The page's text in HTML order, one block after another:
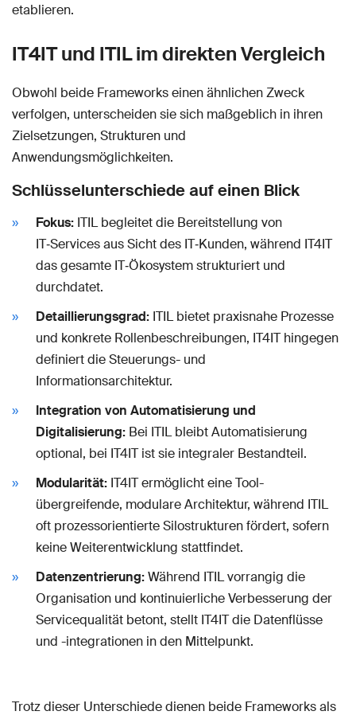
etablieren.
IT4IT und ITIL im direkten Vergleich
Obwohl beide Frameworks einen ähnlichen Zweck
verfolgen, unterscheiden sie sich maßgeblich in ihren
Zielsetzungen, Strukturen und
Anwendungsmöglichkeiten.
Schlüsselunterschiede auf einen Blick
Fokus: ITIL begleitet die Bereitstellung von
IT‑Services aus Sicht des IT‑Kunden, während IT4IT
das gesamte IT‑Ökosystem strukturiert und
durchdatet.
Detaillierungsgrad: ITIL bietet praxisnahe Prozesse
und konkrete Rollenbeschreibungen, IT4IT hingegen
definiert die Steuerungs- und
Informationsarchitektur.
Integration von Automatisierung und
Digitalisierung: Bei ITIL bleibt Automatisierung
optional, bei IT4IT ist sie integraler Bestandteil.
Modularität: IT4IT ermöglicht eine Tool-
übergreifende, modulare Architektur, während ITIL
oft prozessorientierte Silostrukturen fördert, sofern
keine Weiterentwicklung stattfindet.
Datenzentrierung:Während ITIL vorrangig die
Organisation und kontinuierliche Verbesserung der
Servicequalität betont, stellt IT4IT die Datenflüsse
und -integrationen in den Mittelpunkt.
Trotz dieser Unterschiede dienen beide Frameworks als